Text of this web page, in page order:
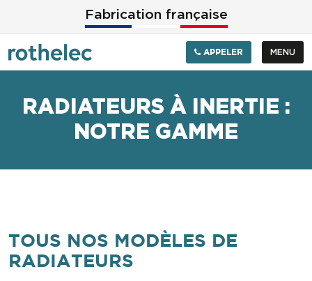
Aller au contenu principal
Fabrication française
APPELER MENU
RADIATEURS À INERTIE :
NOTRE GAMME
TOUS NOS MODÈLES DE
RADIATEURS